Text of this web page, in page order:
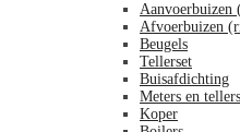
Aanvoerbuizen
Afvoerbuizen
Beugels
Tellerset
Buisafdichting
Meters en tellers
Koper